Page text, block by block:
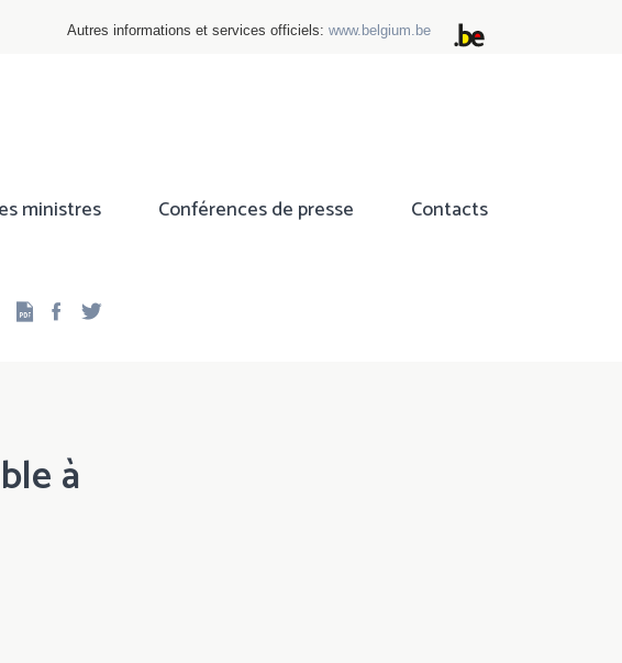
Autres informations et services officiels: www.belgium.be
ministres Conférences de presse Contacts
Facebook
à